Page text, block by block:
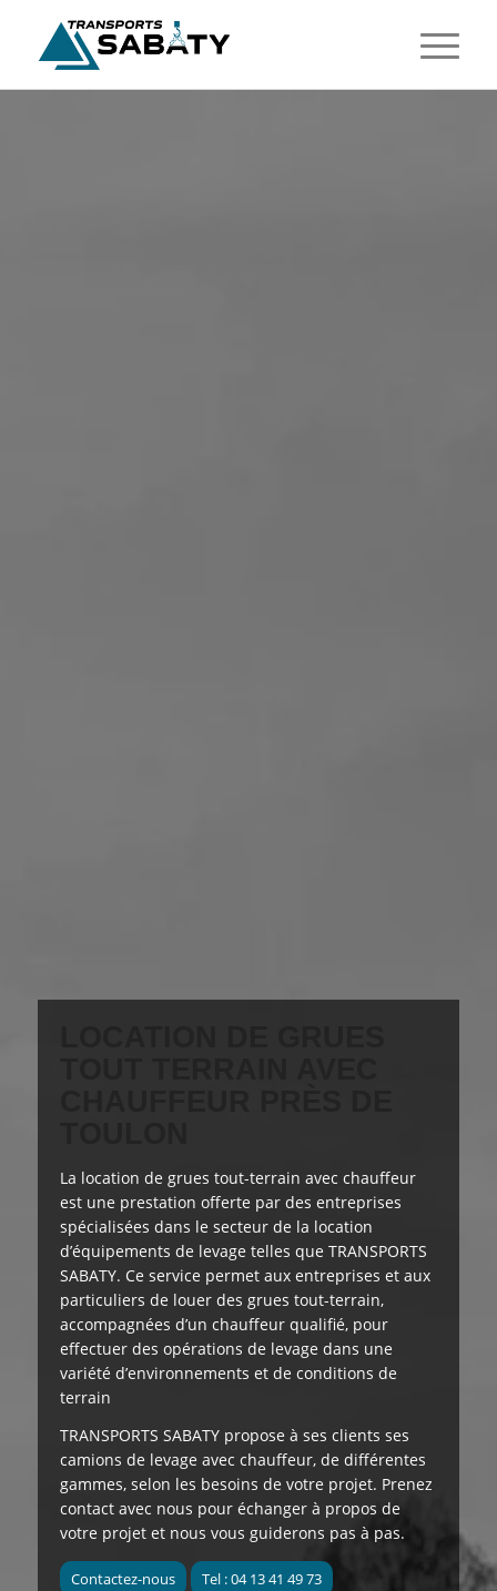
La location de grues tout-terrain avec chauffeur
est une prestation offerte par des entreprises
spécialisées dans le secteur de la location
d’équipements de levage telles que TRANSPORTS
SABATY. Ce service permet aux entreprises et aux
particuliers de louer des grues tout-terrain,
accompagnées d’un chauffeur qualifié, pour
effectuer des opérations de levage dans une
variété d’environnements et de conditions de
terrain
TRANSPORTS SABATY propose à ses clients ses
camions de levage avec chauffeur, de différentes
gammes, selon les besoins de votre projet. Prenez
contact avec nous pour échanger à propos de
votre projet et nous vous guiderons pas à pas.
Contactez-nous Tel : 04 13 41 49 73